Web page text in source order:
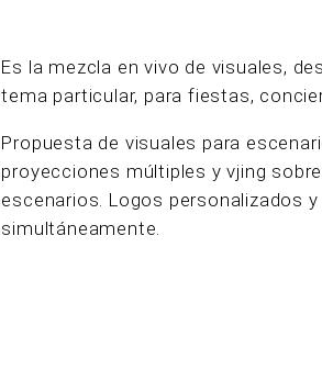
Es la mezcla en vivo de visuales,
tema particular, para fiestas,
Propuesta de visuales para
proyecciones múltiples y vjing
escenarios. Logos personalizados
simultáneamente.